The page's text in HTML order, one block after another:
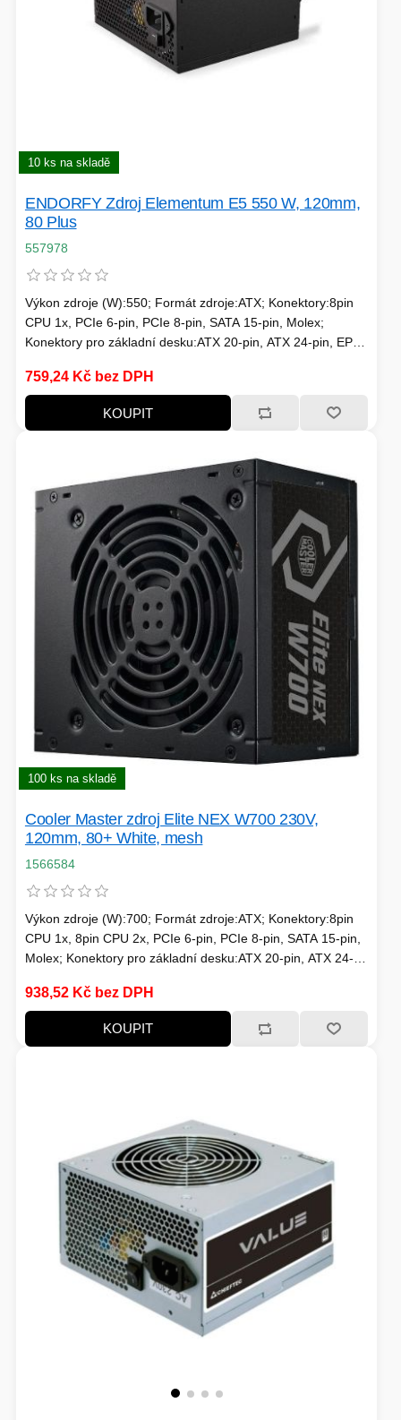
10 ks na skladě
ENDORFY Zdroj Elementum E5 550 W, 120mm,
80 Plus
557978
Výkon zdroje (W):550; Formát zdroje:ATX; Konektory:8pin
CPU 1x, PCIe 6-pin, PCIe 8-pin, SATA 15-pin, Molex;
Konektory pro základní desku:ATX 20-pin, ATX 24-pin, EPS
759,24 Kč bez DPH
KOUPIT
100 ks na skladě
Cooler Master zdroj Elite NEX W700 230V,
120mm, 80+ White, mesh
1566584
Výkon zdroje (W):700; Formát zdroje:ATX; Konektory:8pin
CPU 1x, 8pin CPU 2x, PCIe 6-pin, PCIe 8-pin, SATA 15-pin,
Molex; Konektory pro základní desku:ATX 20-pin, ATX 24-
podsvícení
938,52 Kč bez DPH
KOUPIT